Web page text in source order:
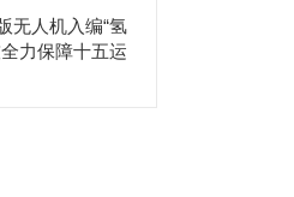
无人机入编“氢
力保障十五运